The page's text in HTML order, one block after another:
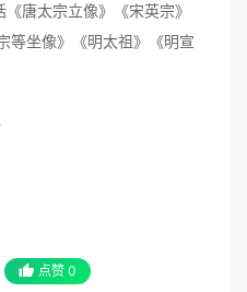
唐太宗立像》《宋英宗》
等坐像》《明太祖》《明宣
点赞 0